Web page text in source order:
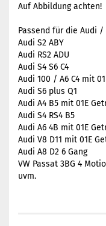
Auf Abbildung achten!
Passend für die Audi /
Audi S2 ABY
Audi RS2 ADU
Audi S4 S6 C4
Audi 100 / A6 C4 mit
Audi S6 plus Q1
Audi A4 B5 mit 01E
Audi S4 RS4 B5
Audi A6 4B mit 01E
Audi V8 D11 mit 01E
Audi A8 D2 6 Gang
VW Passat 3BG 4
uvm.